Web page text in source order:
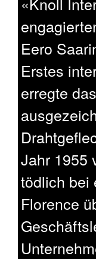
Eero
Erstes
erregte
Jahr 1955
tödlich bei
Florence